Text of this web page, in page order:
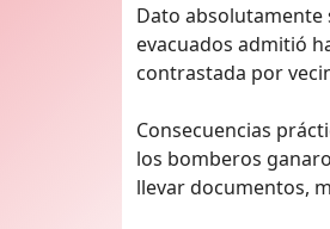
Dato absolutamente
evacuados admitió
contrastada por
Consecuencias
los bomberos
llevar documentos,